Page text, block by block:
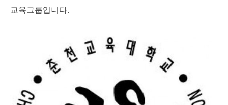
교육그룹입니다.